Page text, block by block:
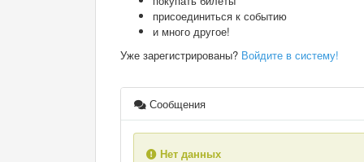
присоединиться к событию
и много другое!
Уже зарегистрированы? Войдите в систему!
Сообщения
Нет данных